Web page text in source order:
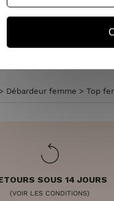
> Débardeur femme > Top
SOUS 14 JOURS
(VOIR LES CONDITIONS)